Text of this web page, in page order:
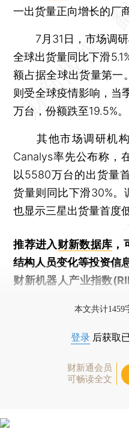
一出货量正向增长的厂商
7月31日，市场调研
全球出货量同比下滑
额占据全球出货量第一
则受全球疫情影响，当
万台，份额跌至19.5%。
其他市场调研机构
Canalys率先公布称，
以5580万台的出货量
货量则同比下滑30%
也显示三星出货量首度
推荐进入财新数据库
结构人员变化等投资信息
财新机器人产业指数
本文共计1459
登录 后获取
财新通会员
可畅读全文